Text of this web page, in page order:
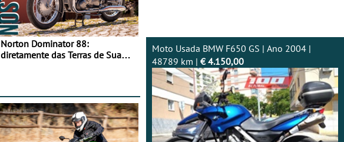
Norton Dominator 88:
diretamente das Terras de Sua
Moto Usada BMW F650 GS | Ano 2004 |
48789 km | € 4.150,00